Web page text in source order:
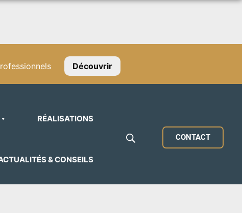
Découvrir
RÉALISATIONS
& CONSEILS
CONTACT